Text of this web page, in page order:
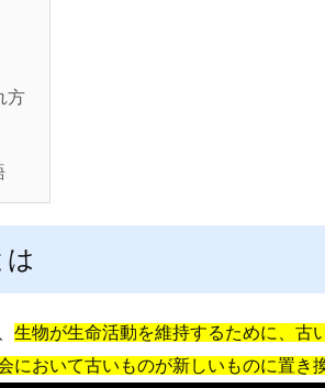
方
は
生物が生命活動を維持するために、古
において古いものが新しいものに置き